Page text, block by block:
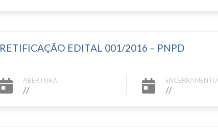
RETIFICAÇÃO EDITAL 001/2016 – PNPD
ABERTURA
//
ENCERRAMENTO
//